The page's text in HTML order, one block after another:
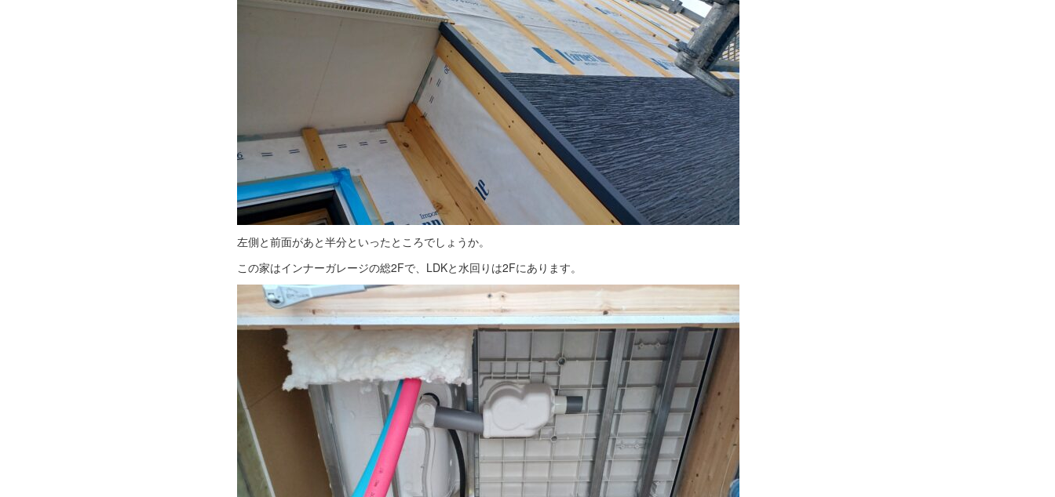
左側と前面があと半分といったところでしょうか。
この家はインナーガレージの総2Fで、LDKと水回りは2Fにあります。